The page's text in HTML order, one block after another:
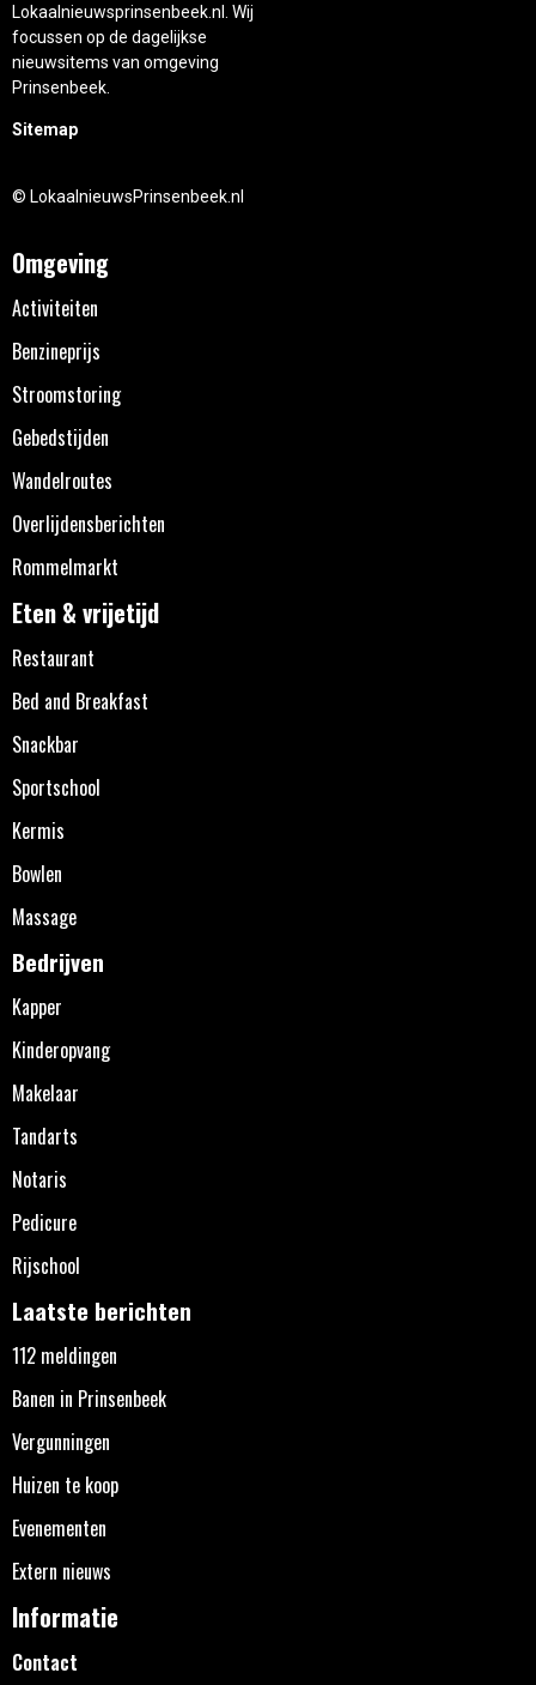
Lokaalnieuwsprinsenbeek.nl. Wij
focussen op de dagelijkse
nieuwsitems van omgeving
Prinsenbeek.
Sitemap
© LokaalnieuwsPrinsenbeek.nl
Omgeving
Activiteiten
Benzineprijs
Stroomstoring
Gebedstijden
Wandelroutes
Overlijdensberichten
Rommelmarkt
Eten & vrijetijd
Restaurant
Bed and Breakfast
Snackbar
Sportschool
Kermis
Bowlen
Massage
Bedrijven
Kapper
Kinderopvang
Makelaar
Tandarts
Notaris
Pedicure
Rijschool
Laatste berichten
112 meldingen
Banen in Prinsenbeek
Vergunningen
Huizen te koop
Evenementen
Extern nieuws
Informatie
Contact